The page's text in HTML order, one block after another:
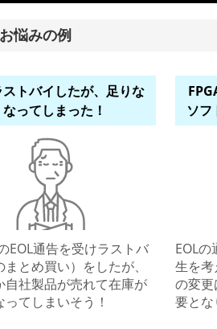
悩みの例
トバイしたが、足りな
なってしまった！
EOL通告を受けラストバ
とめ買い）をしたが、
自社製品が売れて在庫が
てしまいそう！
ソフ
EOLの
生を
の変
要とな